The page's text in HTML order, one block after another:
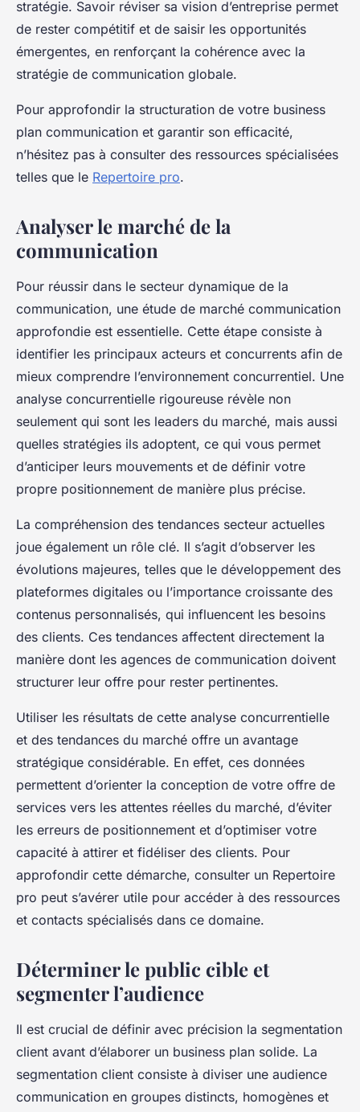
stratégie. Savoir réviser sa vision d’entreprise permet
de rester compétitif et de saisir les opportunités
émergentes, en renforçant la cohérence avec la
stratégie de communication globale.
Pour approfondir la structuration de votre business
plan communication et garantir son efficacité,
n’hésitez pas à consulter des ressources spécialisées
telles que le Repertoire pro.
Analyser le marché de la
communication
Pour réussir dans le secteur dynamique de la
communication, une étude de marché communication
approfondie est essentielle. Cette étape consiste à
identifier les principaux acteurs et concurrents afin de
mieux comprendre l’environnement concurrentiel. Une
analyse concurrentielle rigoureuse révèle non
seulement qui sont les leaders du marché, mais aussi
quelles stratégies ils adoptent, ce qui vous permet
d’anticiper leurs mouvements et de définir votre
propre positionnement de manière plus précise.
La compréhension des tendances secteur actuelles
joue également un rôle clé. Il s’agit d’observer les
évolutions majeures, telles que le développement des
plateformes digitales ou l’importance croissante des
contenus personnalisés, qui influencent les besoins
des clients. Ces tendances affectent directement la
manière dont les agences de communication doivent
structurer leur offre pour rester pertinentes.
Utiliser les résultats de cette analyse concurrentielle
et des tendances du marché offre un avantage
stratégique considérable. En effet, ces données
permettent d’orienter la conception de votre offre de
services vers les attentes réelles du marché, d’éviter
les erreurs de positionnement et d’optimiser votre
capacité à attirer et fidéliser des clients. Pour
approfondir cette démarche, consulter un Repertoire
pro peut s’avérer utile pour accéder à des ressources
et contacts spécialisés dans ce domaine.
Déterminer le public cible et
segmenter l’audience
Il est crucial de définir avec précision la segmentation
client avant d’élaborer un business plan solide. La
segmentation client consiste à diviser une audience
communication en groupes distincts, homogènes et